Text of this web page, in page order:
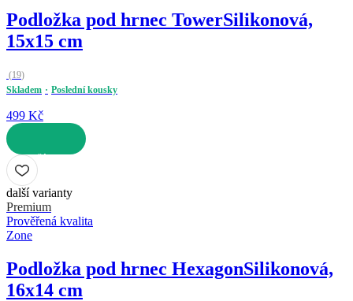
Podložka pod hrnec TowerSilikonová,
15x15 cm
(19)
Skladem
Poslední kousky
499 Kč
DO KOŠÍKU
další varianty
Premium
Prověřená kvalita
Zone
Podložka pod hrnec HexagonSilikonová,
16x14 cm